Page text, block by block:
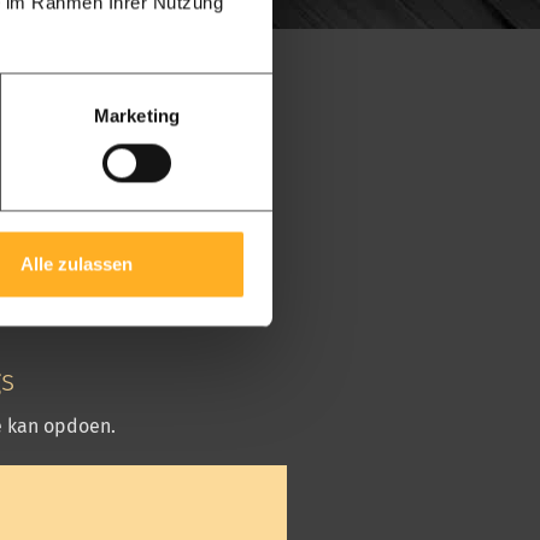
Marketing
Alle zulassen
opdoen.